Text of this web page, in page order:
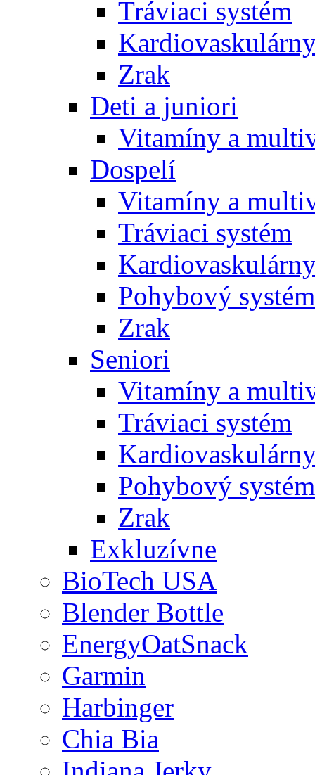
Tráviaci systém
Zrak
Deti a juniori
Vitamíny a
Dospelí
Vitamíny a
Tráviaci systém
Pohybový systém
Zrak
Seniori
Vitamíny a
Tráviaci systém
Pohybový systém
Zrak
Exkluzívne
BioTech USA
Blender Bottle
EnergyOatSnack
Garmin
Harbinger
Chia Bia